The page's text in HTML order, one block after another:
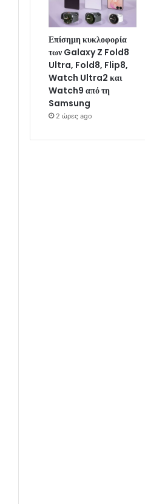
Επίσημη κυκλοφορία
των Galaxy Z Fold8
Ultra, Fold8, Flip8,
Watch Ultra2 και
Watch9 από τη
Samsung
2 ώρες ago